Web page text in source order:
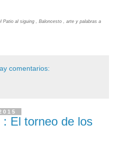
al siguing , Baloncesto , arte y palabras a
comentarios:
El torneo de los